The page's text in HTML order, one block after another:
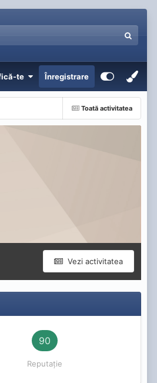
te Înregistrare
Toată activitatea
Vezi activitatea
90
Reputație